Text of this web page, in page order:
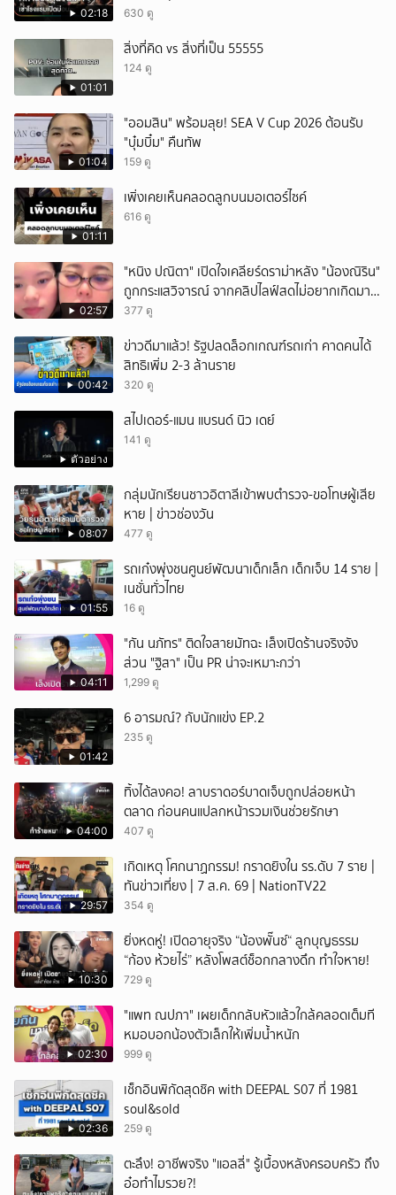
02:18 630 ดู
01:01
สิ่งที่คิด vs สิ่งที่เป็น 55555
124 ดู
01:04
"ออมสิน" พร้อมลุย! SEA V Cup 2026 ต้อนรับ
"บุ๋มบิ๋ม" คืนทัพ
159 ดู
01:11
เพิ่งเคยเห็นคลอดลูกบนมอเตอร์ไซค์
616 ดู
02:57
"หนิง ปณิตา" เปิดใจเคลียร์ดราม่าหลัง "น้องณิริน"
ถูกกระแสวิจารณ์ จากคลิปไลฟ์สดไม่อยากเกิดมา
หน้าเหมือนพ่อ
377 ดู
00:42
ข่าวดีมาแล้ว! รัฐปลดล็อกเกณฑ์รถเก่า คาดคนได้
สิทธิเพิ่ม 2-3 ล้านราย
320 ดู
ตัวอย่าง
สไปเดอร์-แมน แบรนด์ นิว เดย์
141 ดู
08:07
กลุ่มนักเรียนชาวอิตาลีเข้าพบตำรวจ-ขอโทษผู้เสีย
หาย | ข่าวช่องวัน
477 ดู
01:55
รถเก๋งพุ่งชนศูนย์พัฒนาเด็กเล็ก เด็กเจ็บ 14 ราย |
เนชั่นทั่วไทย
16 ดู
04:11
"กัน นภัทร" ติดใจสายมัทฉะ เล็งเปิดร้านจริงจัง
ส่วน "ฐิสา" เป็น PR น่าจะเหมาะกว่า
1,299 ดู
01:42
6 อารมณ์? กับนักแข่ง EP.2
235 ดู
04:00
ทิ้งได้ลงคอ! ลาบราดอร์บาดเจ็บถูกปล่อยหน้า
ตลาด ก่อนคนแปลกหน้ารวมเงินช่วยรักษา
407 ดู
29:57
เกิดเหตุ โศกนาฏกรรม! กราดยิงใน รร.ดับ 7 ราย |
ทันข่าวเที่ยง | 7 ส.ค. 69 | NationTV22
354 ดู
10:30
ยิ่งหดหู่! เปิดอายุจริง “น้องพั๊นซ์“ ลูกบุญธรรม
“ก้อง ห้วยไร่” หลังโพสต์ช็อกกลางดึก ทำใจหาย!
729 ดู
02:30
"แพท ณปภา" เผยเด็กกลับหัวแล้วใกล้คลอดเต็มที
หมอบอกน้องตัวเล็กให้เพิ่มน้ำหนัก
999 ดู
02:36
เช็กอินพิกัดสุดชิค with DEEPAL S07 ที่ 1981
soul&sold
259 ดู
ตะลึง! อาชีพจริง "แอลลี่" รู้เบื้องหลังครอบครัว ถึง
อ๋อทำไมรวย?!
ยกเลิก